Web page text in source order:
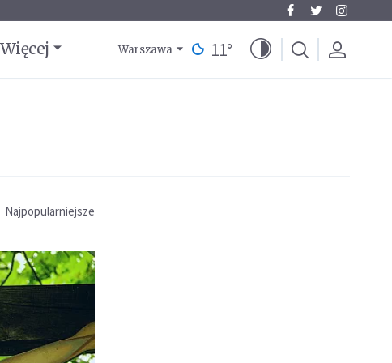
Więcej Warszawa 11°
Najpopularniejsze